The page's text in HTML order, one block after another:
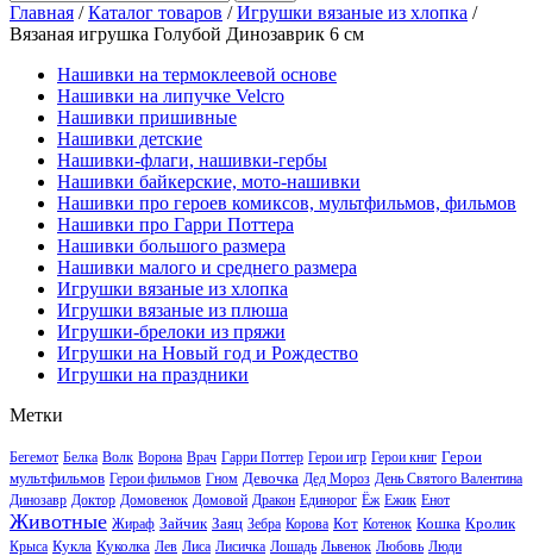
Главная /Каталог товаров /Игрушки вязаные из хлопка /
Вязаная игрушка Голубой Динозаврик 6 см
Нашивки на термоклеевой основе
Нашивки на липучке Velcro
Нашивки пришивные
Нашивки детские
Нашивки-флаги, нашивки-гербы
Нашивки байкерские, мото-нашивки
Нашивки про героев комиксов, мультфильмов, фильмов
Нашивки про Гарри Поттера
Нашивки большого размера
Нашивки малого и среднего размера
Игрушки вязаные из хлопка
Игрушки вязаные из плюша
Игрушки-брелоки из пряжи
Игрушки на Новый год и Рождество
Игрушки на праздники
Метки
Бегемот Белка Волк Ворона Врач Гарри Поттер Герои игр Герои книг Герои
мультфильмов Герои фильмов Гном Девочка Дед Мороз День Святого Валентина
Динозавр Доктор Домовенок Домовой Дракон Единорог Ёж Ежик Енот
Животные Жираф Зайчик Заяц Зебра Корова Кот Котенок Кошка Кролик
Крыса Кукла Куколка Лев Лиса Лисичка Лошадь Львенок Любовь Люди